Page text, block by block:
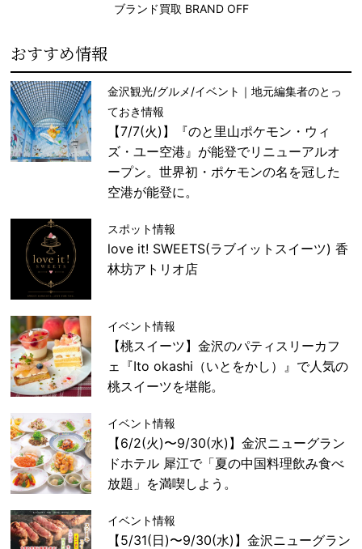
ブランド買取 BRAND OFF
おすすめ情報
金沢観光/グルメ/イベント｜地元編集者のとっ
ておき情報
【7/7(火)】『のと里山ポケモン・ウィ
ズ・ユー空港』が能登でリニューアルオ
ープン。世界初・ポケモンの名を冠した
空港が能登に。
スポット情報
love it! SWEETS(ラブイットスイーツ) 香
林坊アトリオ店
イベント情報
【桃スイーツ】金沢のパティスリーカフ
ェ『Ito okashi（いとをかし）』で人気の
桃スイーツを堪能。
イベント情報
【6/2(火)〜9/30(水)】金沢ニューグラン
ドホテル 犀江で「夏の中国料理飲み食べ
放題」を満喫しよう。
イベント情報
【5/31(日)〜9/30(水)】金沢ニューグラン